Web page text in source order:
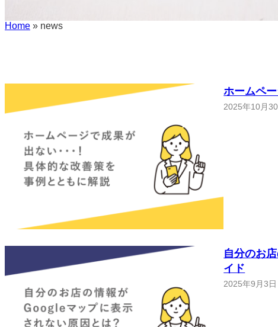
Home » news
ホームペ
2025年10月30
自分のお
イド
2025年9月3日